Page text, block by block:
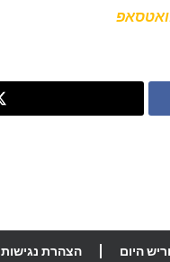
היום הצהרת נגישות